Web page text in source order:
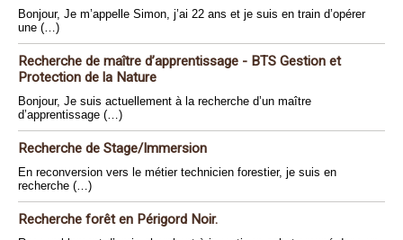
Bonjour, Je m’appelle Simon, j’ai 22 ans et je suis en train d’opérer
une (…)
Recherche de maître d’apprentissage - BTS Gestion et
Protection de la Nature
Bonjour, Je suis actuellement à la recherche d’un maître
d’apprentissage (…)
Recherche de Stage/Immersion
En reconversion vers le métier technicien forestier, je suis en
recherche (…)
Recherche forêt en Périgord Noir.